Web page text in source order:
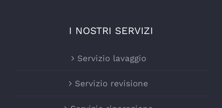
I NOSTRI SERVIZI
Servizio lavaggio
Servizio revisione